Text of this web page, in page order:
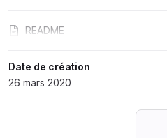
README
Date de création
26 mars 2020